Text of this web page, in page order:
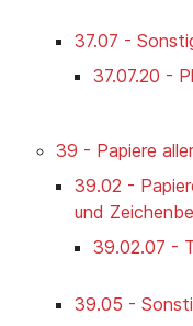
37.07 -
37.07.20 -
39 - Papiere
39.02 -
und
39.02.07 -
39.05 -